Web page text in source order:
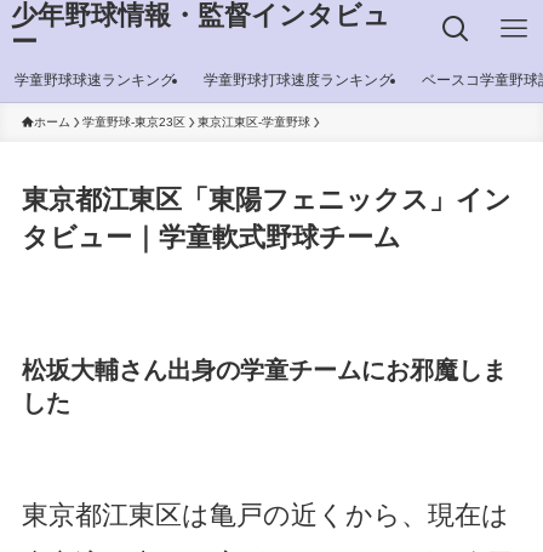
少年野球情報・監督インタビュ
ー
学童野球球速ランキング 学童野球打球速度ランキング ベースコ学童野球
ホーム 学童野球-東京23区 東京江東区-学童野球
東京都江東区「東陽フェニックス」イン
タビュー｜学童軟式野球チーム
松坂大輔さん出身の学童チームにお邪魔しま
した
東京都江東区は亀戸の近くから、現在は